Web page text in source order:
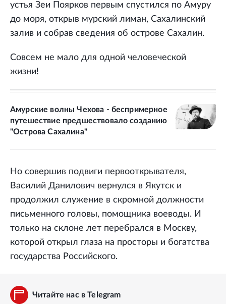
устья Зеи Поярков первым спустился по Амуру
до моря, открыв мурский лиман, Сахалинский
залив и собрав сведения об острове Сахалин.
Совсем не мало для одной человеческой
жизни!
Амурские волны Чехова - беспримерное
путешествие предшествовало созданию
"Острова Сахалина"
Но совершив подвиги первооткрывателя,
Василий Данилович вернулся в Якутск и
продолжил служение в скромной должности
письменного головы, помощника воеводы. И
только на склоне лет перебрался в Москву,
которой открыл глаза на просторы и богатства
государства Российского.
Читайте нас в Telegram